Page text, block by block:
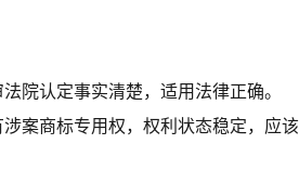
院认定事实清楚，适用法律正确。
涉案商标专用权，权利状态稳定，应该